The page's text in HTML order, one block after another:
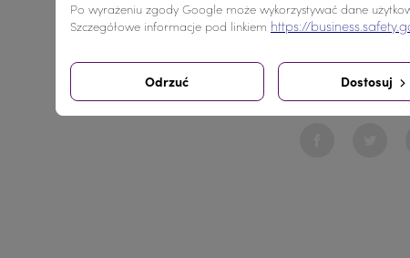
Udostępnij
Po wyrażeniu zgody Google może wykorzystywać dane
Szczegółowe informacje pod linkiem https://
Odrzuć Dostosuj